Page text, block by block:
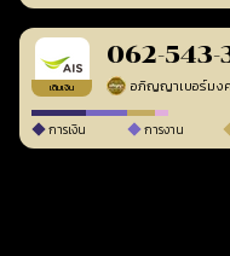
เติมเงิน
062-543-
การเงิน การงาน